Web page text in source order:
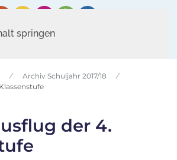
springen
Archiv Schuljahr 2017/18
der 4.